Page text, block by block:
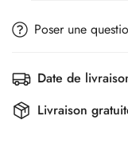
Poser une
Date de
Livraison